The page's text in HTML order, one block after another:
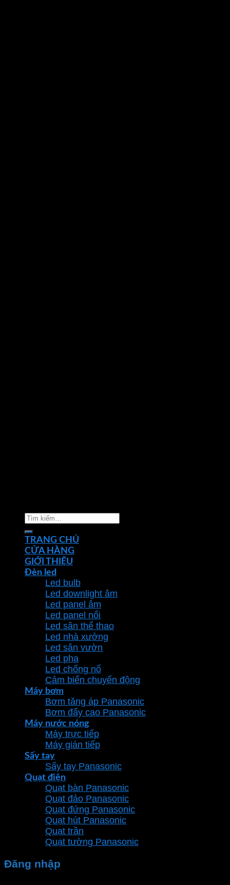
Tìm
TRANG CHỦ
CỬA HÀNG
GIỚI THIỆU
Đèn led
Led bulb
Led downlight âm
Led panel âm
Led panel nổi
Led sân thể thao
Led nhà xưởng
Led sân vườn
Led pha
Led chống nổ
Cảm biến chuyển động
Máy bơm
Bơm tăng áp Panasonic
Bơm đẩy cao Panasonic
Máy nước nóng
Máy trực tiếp
Máy gián tiếp
Sấy tay
Sấy tay Panasonic
Quạt điện
Quạt bàn Panasonic
Quạt đảo Panasonic
Quạt đứng Panasonic
Quạt hút Panasonic
Quạt trần
Quạt tường Panasonic
Đăng nhập